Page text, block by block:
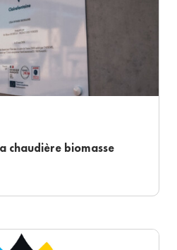
chaudière biomasse